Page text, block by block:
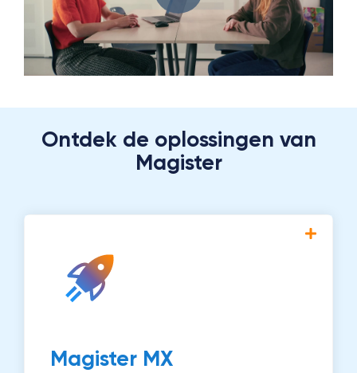
Ontdek de oplossingen van
Magister
Magister MX
Een innovatief platform dat aansluit op de
leerlingenadministratie, examencoördinatie